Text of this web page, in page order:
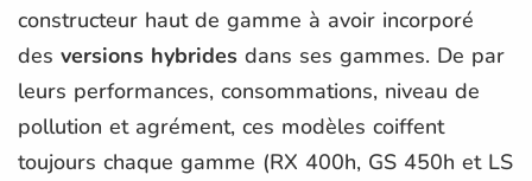
constructeur haut de gamme à avoir incorporé
des versions hybrides dans ses gammes. De par
leurs performances, consommations, niveau de
pollution et agrément, ces modèles coiffent
toujours chaque gamme (RX 400h, GS 450h et LS